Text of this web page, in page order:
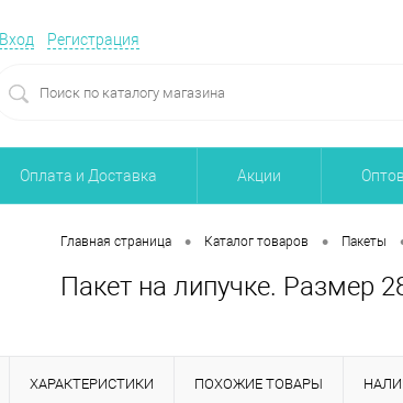
Вход Регистрация
Оплата и Доставка Акции
Главная страница • Каталог товаров • Пакеты
Пакет на липучке. Размер
ХАРАКТЕРИСТИКИ ПОХОЖИЕ ТОВАРЫ